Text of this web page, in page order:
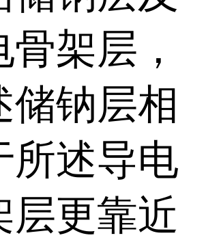
架层，
储钠层相
所述导电
层更靠近